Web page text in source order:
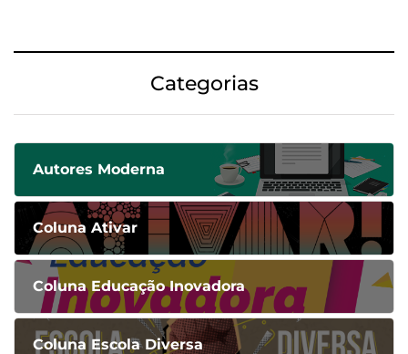
Categorias
Autores Moderna
Coluna Ativar
Coluna Educação Inovadora
Coluna Escola Diversa